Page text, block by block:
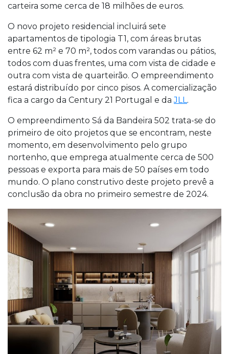
carteira some cerca de 18 milhões de euros.
O novo projeto residencial incluirá sete
apartamentos de tipologia T1, com áreas brutas
entre 62 m² e 70 m², todos com varandas ou pátios,
todos com duas frentes, uma com vista de cidade e
outra com vista de quarteirão. O empreendimento
estará distribuído por cinco pisos. A comercialização
fica a cargo da Century 21 Portugal e daJLL.
O empreendimento Sá da Bandeira 502 trata-se do
primeiro de oito projetos que se encontram, neste
momento, em desenvolvimento pelo grupo
nortenho, que emprega atualmente cerca de 500
pessoas e exporta para mais de 50 países em todo
mundo. O plano construtivo deste projeto prevê a
conclusão da obra no primeiro semestre de 2024.